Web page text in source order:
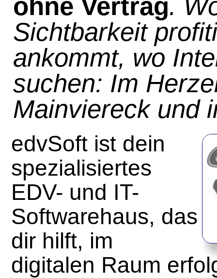
ohne Vertrag.
Sichtbarkeit
ankommt, wo
suchen: Im
Mainviereck und
edvSoft ist dein
spezialisiertes
EDV- und IT-
Softwarehaus, das
dir hilft, im
digitalen Raum